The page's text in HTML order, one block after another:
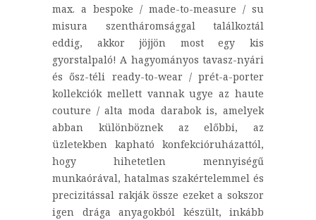
max. a bespoke / made-to-measure / su
misura szentháromsággal találkoztál
eddig, akkor jöjjön most egy kis
gyorstalpaló! A hagyományos tavasz-nyári
és ősz-téli ready-to-wear / prét-a-porter
kollekciók mellett vannak ugye az haute
couture / alta moda darabok is, amelyek
abban különböznek az előbbi, az
üzletekben kapható konfekcióruházattól,
hogy hihetetlen mennyiségű
munkaórával, hatalmas szakértelemmel és
precizitással rakják össze ezeket a sokszor
igen drága anyagokból készült, inkább